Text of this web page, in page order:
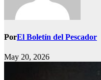
PorEl Boletín del Pescador
May 20, 2026